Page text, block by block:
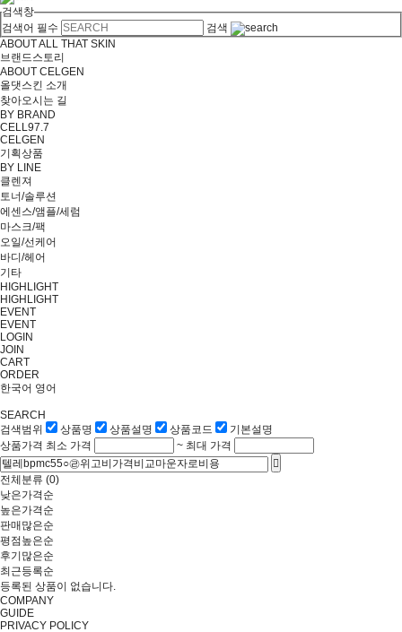
검색창
검색어 필수
검색
ABOUT ALL THAT SKIN
브랜드스토리
ABOUT CELGEN
올댓스킨 소개
찾아오시는 길
BY BRAND
CELL97.7
CELGEN
기획상품
BY LINE
클렌져
토너/솔루션
에센스/앰플/세럼
마스크/팩
오일/선케어
바디/헤어
기타
HIGHLIGHT
HIGHLIGHT
EVENT
EVENT
LOGIN
JOIN
CART
ORDER
한국어 영어
SEARCH
검색범위
상품명 상품설명 상품코드
기본설명
상품가격 최소 가격 ~ 최대 가격
전체분류 (0)
낮은가격순
높은가격순
판매많은순
평점높은순
후기많은순
최근등록순
등록된 상품이 없습니다.
COMPANY
GUIDE
PRIVACY POLICY